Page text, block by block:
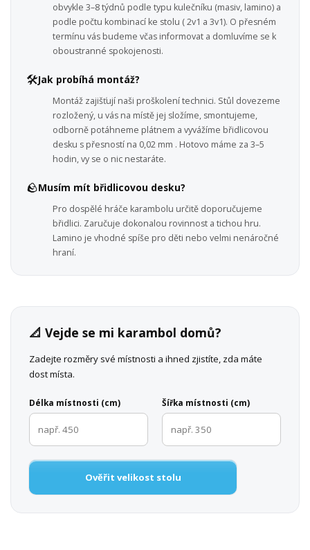
obvykle 3–8 týdnů podle typu kulečníku (masiv, lamino) a
podle počtu kombinací ke stolu ( 2v1 a 3v1). O přesném
termínu vás budeme včas informovat a domluvíme se k
oboustranné spokojenosti.
🛠️Jak probíhá montáž?
Montáž zajišťují naši proškolení technici. Stůl dovezeme
rozložený, u vás na místě jej složíme, smontujeme,
odborně potáhneme plátnem a vyvážíme břidlicovou
desku s přesností na 0,02 mm . Hotovo máme za 3–5
hodin, vy se o nic nestaráte.
🪨Musím mít břidlicovou desku?
Pro dospělé hráče karambolu určitě doporučujeme
břidlici. Zaručuje dokonalou rovinnost a tichou hru.
Lamino je vhodné spíše pro děti nebo velmi nenáročné
hraní.
📐 Vejde se mi karambol domů?
Zadejte rozměry své místnosti a ihned zjistíte, zda máte
dost místa.
Délka místnosti (cm) Šířka místnosti (cm)
Ověřit velikost stolu